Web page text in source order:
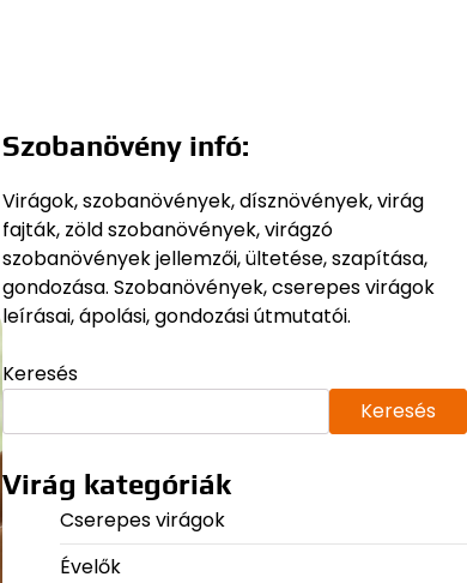
Szobanövény infó:
Virágok, szobanövények, dísznövények, virág
fajták, zöld szobanövények, virágzó
szobanövények jellemzői, ültetése, szapítása,
gondozása. Szobanövények, cserepes virágok
leírásai, ápolási, gondozási útmutatói.
Keresés
Keresés
Virág kategóriák
Cserepes virágok
Évelők